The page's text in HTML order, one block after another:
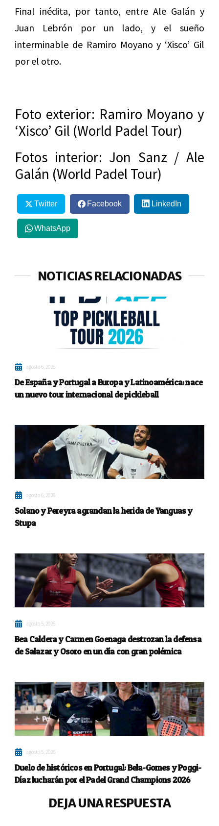
Final inédita, por tanto, entre Ale Galán y
Juan Lebrón por un lado, y el sueño
interminable de Ramiro Moyano y ‘Xisco’ Gil
por el otro.
Foto exterior: Ramiro Moyano y
‘Xisco’ Gil (World Padel Tour)
Fotos interior: Jon Sanz / Ale
Galán (World Padel Tour)
Twitter Facebook LinkedIn
WhatsApp
NOTICIAS RELACIONADAS
agosto 6, 2026
De España y Portugal a Europa y Latinoamérica: nace
un nuevo tour internacional de pickleball
agosto 6, 2026
Solano y Pereyra agrandan la herida de Yanguas y
Stupa
agosto 5, 2026
Bea Caldera y Carmen Goenaga destrozan la defensa
de Salazar y Osoro en un día con gran polémica
agosto 5, 2026
Duelo de históricos en Portugal: Bela-Gomes y Poggi-
Díaz lucharán por el Padel Grand Champions 2026
DEJA UNA RESPUESTA